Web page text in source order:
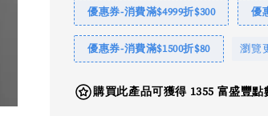
優惠券-消費滿$4999折$300 優
優惠券-消費滿$1500折$80 瀏覽
購買此產品可獲得 1355 富盛豐點